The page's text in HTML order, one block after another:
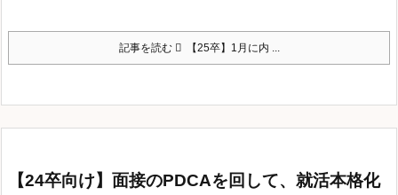
記事を読む 【25卒】1月に内 ...
【24卒向け】面接のPDCAを回して、就活本格化